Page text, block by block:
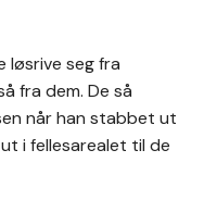
løsrive seg fra
fra dem. De så
når han stabbet ut
i fellesarealet til de